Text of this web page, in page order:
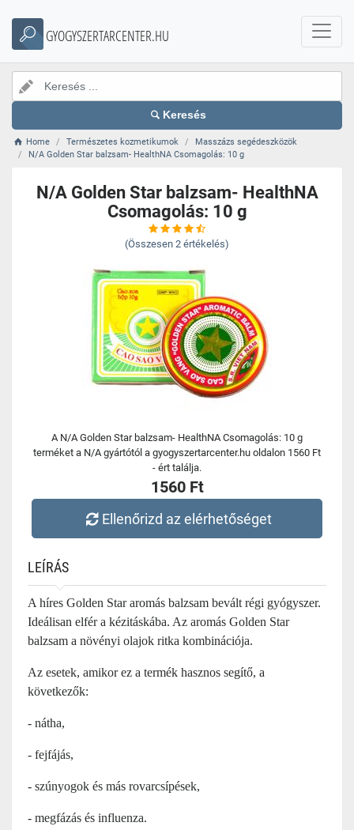
GYOGYSZERTARCENTER.HU
Keresés
Home Természetes kozmetikumok
Masszázs segédeszközök
N/A Golden Star balzsam- HealthNA Csomagolás: 10 g
N/A Golden Star balzsam- HealthNA
Csomagolás: 10 g
(Összesen 2 értékelés)
A N/A Golden Star balzsam- HealthNA Csomagolás: 10 g
terméket a N/A gyártótól a gyogyszertarcenter.hu oldalon 1560 Ft
- ért találja.
1560 Ft
Ellenőrizd az elérhetőséget
LEÍRÁS
A híres Golden Star aromás balzsam bevált régi gyógyszer.
Ideálisan elfér a kézitáskába. Az aromás Golden Star
balzsam a növényi olajok ritka kombinációja.
Az esetek, amikor ez a termék hasznos segítő, a
következők:
- nátha,
- fejfájás,
- szúnyogok és más rovarcsípések,
- megfázás és influenza.